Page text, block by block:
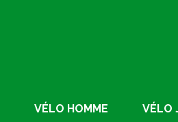
VÉLO HOMME VÉLO